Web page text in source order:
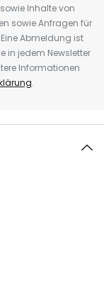
Inhalte von
sowie Anfragen für
Abmeldung ist
in jedem Newsletter
Informationen
.